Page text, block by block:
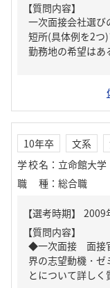
【質問内容】
一次面接会社選び
短所(具体例を2つ
勤務地の希望はあ
10年卒 文系
学校名 ： 立命館大学
職種 ： 総合職
【質問内容】
◆一次面接 面接
界の志望動機・ゼ
とについて詳し